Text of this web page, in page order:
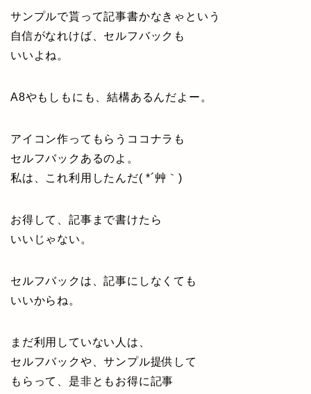
サンプルで貰って記事書かなきゃという
自信がなれけば、セルフバックも
いいよね。
A8やもしもにも、結構あるんだよー。
アイコン作ってもらうココナラも
セルフバックあるのよ。
私は、これ利用したんだ( *´艸｀)
お得して、記事まで書けたら
いいじゃない。
セルフバックは、記事にしなくても
いいからね。
まだ利用していない人は、
セルフバックや、サンプル提供して
もらって、是非ともお得に記事